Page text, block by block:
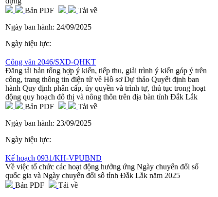
Bản PDF
Tải về
Ngày ban hành: 24/09/2025
Ngày hiệu lực:
Công văn 2046/SXD-QHKT
Đăng tải bản tổng hợp ý kiến, tiếp thu, giải trình ý kiến góp ý trên
cổng, trang thông tin điện tử về Hồ sơ Dự thảo Quyết định ban
hành Quy định phân cấp, ủy quyền và trình tự, thủ tục trong hoạt
động quy hoạch đô thị và nông thôn trên địa bàn tỉnh Đắk Lắk
Bản PDF
Tải về
Ngày ban hành: 23/09/2025
Ngày hiệu lực:
Kế hoạch 0931/KH-VPUBND
Về việc tổ chức các hoạt động hưởng ứng Ngày chuyển đổi số
quốc gia và Ngày chuyển đổi số tỉnh Đắk Lắk năm 2025
Bản PDF
Tải về